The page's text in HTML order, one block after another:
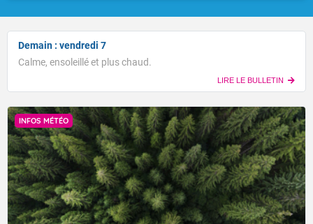
Demain : vendredi 7
Calme, ensoleillé et plus chaud.
LIRE LE BULLETIN
INFOS MÉTÉO